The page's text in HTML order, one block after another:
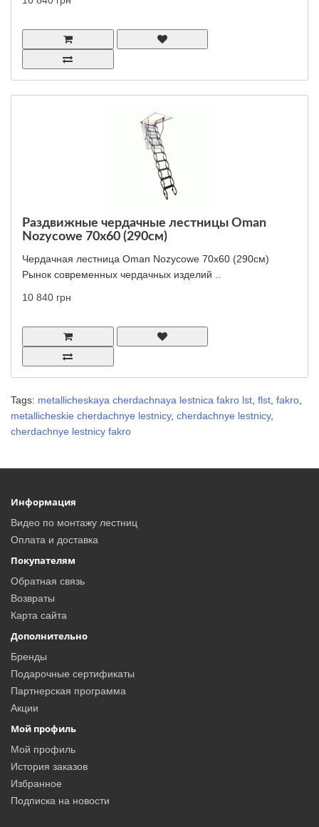
Раздвижные чердачные лестницы Oman
Nozycowe 70x60 (290см)
Чердачная лестница Oman Nozycowe 70x60 (290см)
Рынок современных чердачных изделий ..
10 840 грн
Tags: metallicheskaya cherdachnaya lestnica fakro lst, flst, fakro,
metallicheskie cherdachnye lestnicy, cherdachnye lestnicy,
cherdachnye lestnicy fakro
Информация
Видео по монтажу лестниц
Оплата и доставка
Покупателям
Обратная связь
Возвраты
Карта сайта
Дополнительно
Бренды
Подарочные сертификаты
Партнерская программа
Акции
Мой профиль
Мой профиль
История заказов
Избранное
Подписка на новости